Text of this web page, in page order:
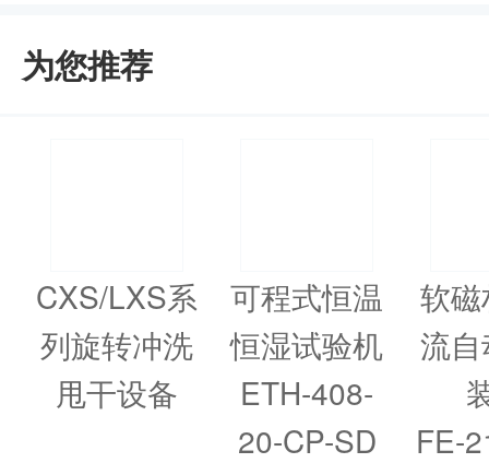
为您推荐
CXS/LXS系
列旋转冲洗
甩干设备
可程式恒温
恒湿试验机
ETH-408-
20-CP-SD
软
流
FE-